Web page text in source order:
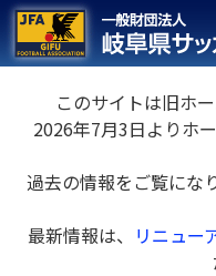
このサイトは旧ホ
2026年7月3日よりホ
過去の情報をご覧にな
最新情報は、 リニュー